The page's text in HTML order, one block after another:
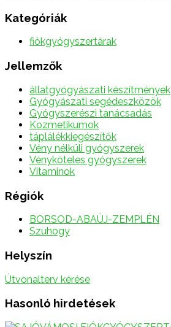
Kategóriák
fiókgyógyszertárak
Jellemzők
állatgyógyászati készítmények
Gyógyászati segédeszközök
Gyógyszerészi tanácsadás
Kozmetikumok
táplálékkiegészítők
Vény nélküli gyógyszerek
Vényköteles gyógyszerek
Vitaminok
Régiók
BORSOD-ABAÚJ-ZEMPLÉN
Szuhogy
Helyszín
Útvonalterv kérése
Hasonló hirdetések